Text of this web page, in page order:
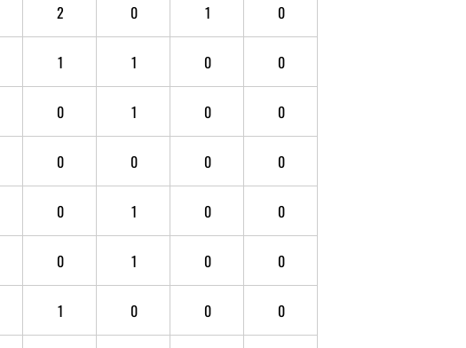
2 0 1 0
1 1 0 0
0 1 0 0
0 0 0 0
0 1 0 0
0 1 0 0
1 0 0 0